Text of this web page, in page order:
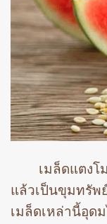
เมล็ดแตงโ
แล้วเป็นขุมทรัพ
เมล็ดเหล่านี้อุด